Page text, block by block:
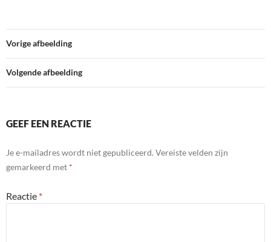
Vorige afbeelding
Volgende afbeelding
GEEF EEN REACTIE
Je e-mailadres wordt niet gepubliceerd. Vereiste velden zijn
gemarkeerd met *
Reactie *